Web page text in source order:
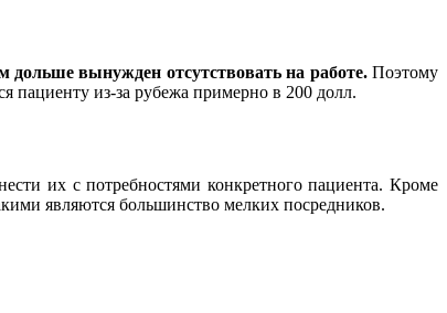
дольше вынужден отсутствовать на работе.Поэтому
пациенту из-за рубежа примерно в 200 долл.
их с потребностями конкретного пациента. Кроме
являются большинство мелких посредников.